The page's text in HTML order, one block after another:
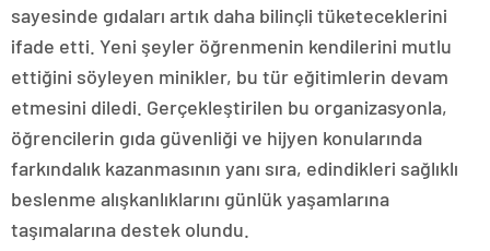
sayesinde gıdaları artık daha bilinçli tüketeceklerini
ifade etti. Yeni şeyler öğrenmenin kendilerini mutlu
ettiğini söyleyen minikler, bu tür eğitimlerin devam
etmesini diledi. Gerçekleştirilen bu organizasyonla,
öğrencilerin gıda güvenliği ve hijyen konularında
farkındalık kazanmasının yanı sıra, edindikleri sağlıklı
beslenme alışkanlıklarını günlük yaşamlarına
taşımalarına destek olundu.